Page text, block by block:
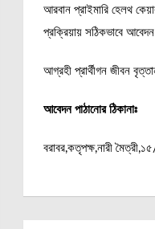
আরবান প্রাইমারি হেলথ
প্রক্রিয়ায় সঠিকভাবে
আগ্রহী প্রার্থীগন জীবন
আবেদন পাঠানোর ঠিকানাঃ
বরাবর,কতৃপক্ষ,নারী